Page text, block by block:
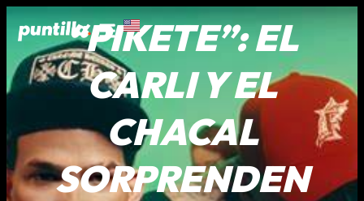
“PIKETE”: EL
CARLI Y EL
CHACAL
SORPRENDEN